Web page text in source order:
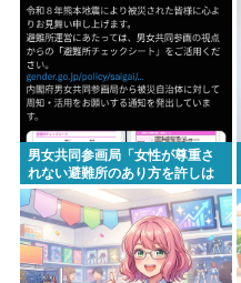
男女共同参画局「女性が尊重さ
れない避難所のあり方を許しは
しません、このチェックシート
を必ず遵守してください」